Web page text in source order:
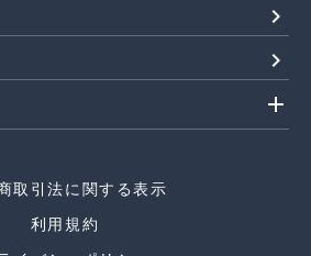
navigate_next
navigate_next
add
取引法に関する表示
利用規約